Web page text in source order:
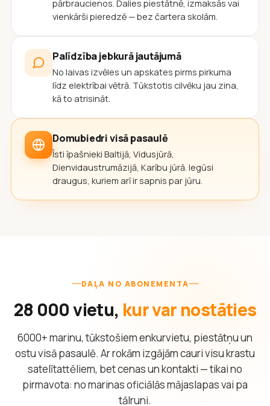
pārbraucienos. Dalies piestātnē, izmaksās vai
vienkārši pieredzē — bez čartera skolām.
Palīdzība jebkurā jautājumā
No laivas izvēles un apskates pirms pirkuma
līdz elektrībai vētrā. Tūkstotis cilvēku jau zina,
kā to atrisināt.
Domubiedri visā pasaulē
Īsti īpašnieki Baltijā, Vidusjūrā,
Dienvidaustrumāzijā, Karību jūrā. Iegūsi
draugus, kuriem arī ir sapnis par jūru.
DAĻA NO ABONEMENTA
28 000 vietu, kur var nostāties
6000+ marinu, tūkstošiem enkurvietu, piestātņu un
ostu visā pasaulē. Ar rokām izgājām cauri visu krastu
satelītattēliem, bet cenas un kontakti — tikai no
pirmavota: no marinas oficiālās mājaslapas vai pa
tālruni.